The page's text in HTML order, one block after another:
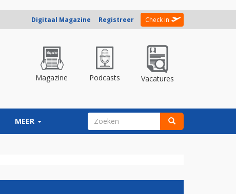
Digitaal Magazine Registreer Check in
Magazine Podcasts Vacatures
MEER ZOEKVELD